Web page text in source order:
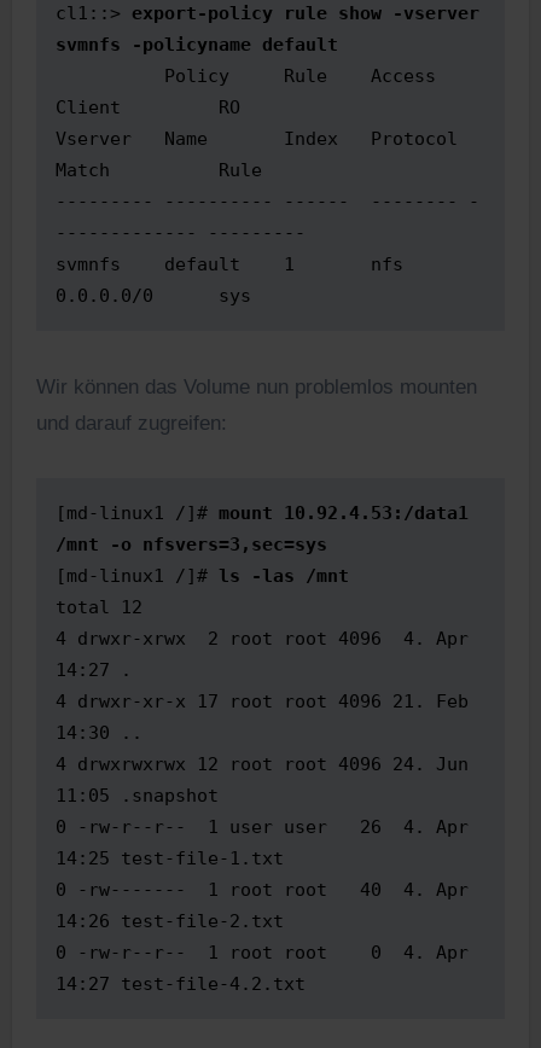
cl1::> export-policy rule show -vserver
svmnfs -policyname default
Client         RO
Vserver   Name       Index   Protocol
Match          Rule
--------- ---------- ------  -------- -
------------- ---------
svmnfs    default    1       nfs
0.0.0.0/0      sys
Wir können das Volume nun problemlos mounten
und darauf zugreifen:
[md-linux1 /]# mount 10.92.4.53:/data1
/mnt -o nfsvers=3,sec=sys
[md-linux1 /]# ls -las /mnt
total 12
4 drwxr-xrwx  2 root root 4096  4. Apr
14:27 .
4 drwxr-xr-x 17 root root 4096 21. Feb
14:30 ..
4 drwxrwxrwx 12 root root 4096 24. Jun
11:05 .snapshot
0 -rw-r--r--  1 user user   26  4. Apr
14:25 test-file-1.txt
0 -rw-------  1 root root   40  4. Apr
14:26 test-file-2.txt
0 -rw-r--r--  1 root root    0  4. Apr